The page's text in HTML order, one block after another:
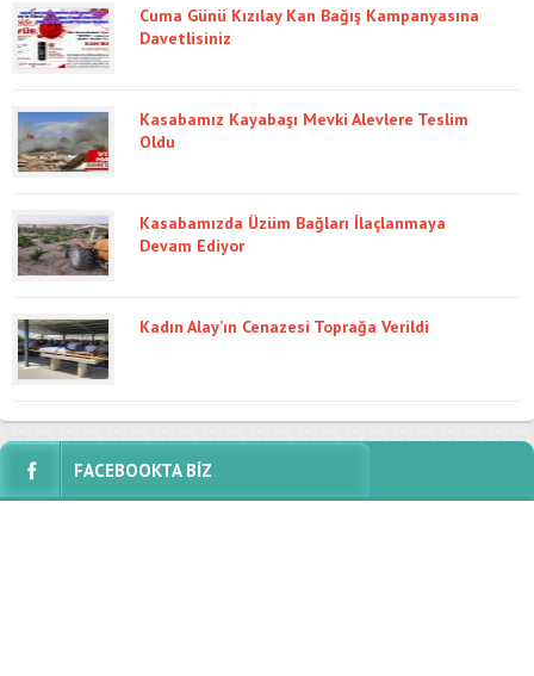
Cuma Günü Kızılay Kan Bağış Kampanyasına
Davetlisiniz
Kasabamız Kayabaşı Mevki Alevlere Teslim
Oldu
Kasabamızda Üzüm Bağları İlaçlanmaya
Devam Ediyor
Kadın Alay’ın Cenazesi Toprağa Verildi
FACEBOOKTA BİZ